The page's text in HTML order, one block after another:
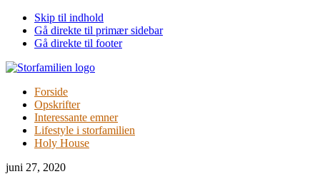
Skip til indhold
Gå direkte til primær sidebar
Gå direkte til footer
Forside
Opskrifter
Interessante emner
Lifestyle i storfamilien
Holy House
juni 27, 2020